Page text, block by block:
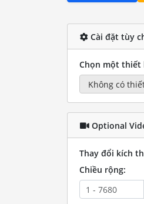
Cài đặt tùy
Chọn một thiết
Optional
Thay đổi kích
Chiều rộng: